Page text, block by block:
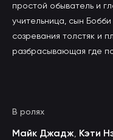
простой обыватель и
учительница, сын
созревания толстяк и
разбрасывающая где
В ролях
Майк Джадж Кэти